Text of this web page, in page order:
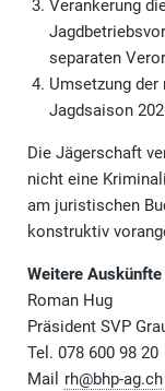
Verankerung
separaten
Umsetzung der
Jagdsaison
Die Jägerschaft
nicht eine
am juristischen
konstruktiv
Weitere
Roman Hug
Präsident SVP
Tel. 078 600 98 20
Mail
rh@bhp-ag.ch